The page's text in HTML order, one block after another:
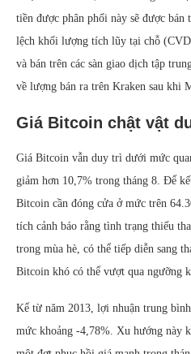
tiền được phân phối này sẽ được
lệch khối lượng tích lũy tại chỗ
và bán trên các sàn giao dịch tập
về lượng bán ra trên Kraken sau khi
Giá Bitcoin chật vật
Giá Bitcoin vẫn duy trì dưới mức
giảm hơn 10,7% trong tháng 8. Để
Bitcoin cần đóng cửa ở mức trên
tích cảnh báo rằng tình trạng thiếu
trong mùa hè, có thể tiếp diễn sang
Bitcoin khó có thể vượt qua ngưỡng
Kể từ năm 2013, lợi nhuận trung
mức khoảng -4,78%. Xu hướng này